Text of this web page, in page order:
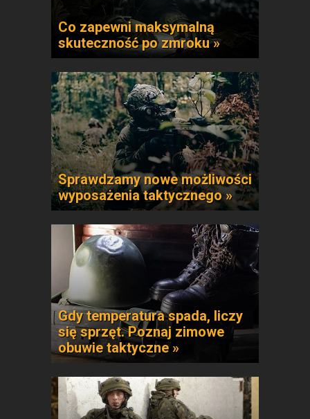
Co zapewni maksymalną
skuteczność po zmroku »
Sprawdzamy nowe możliwości
wyposażenia taktycznego »
Gdy temperatura spada, liczy
się sprzęt. Poznaj zimowe
obuwie taktyczne »